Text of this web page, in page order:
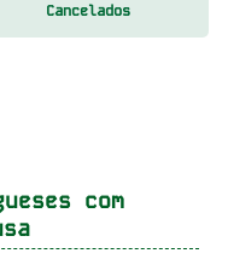
Cancelados
com